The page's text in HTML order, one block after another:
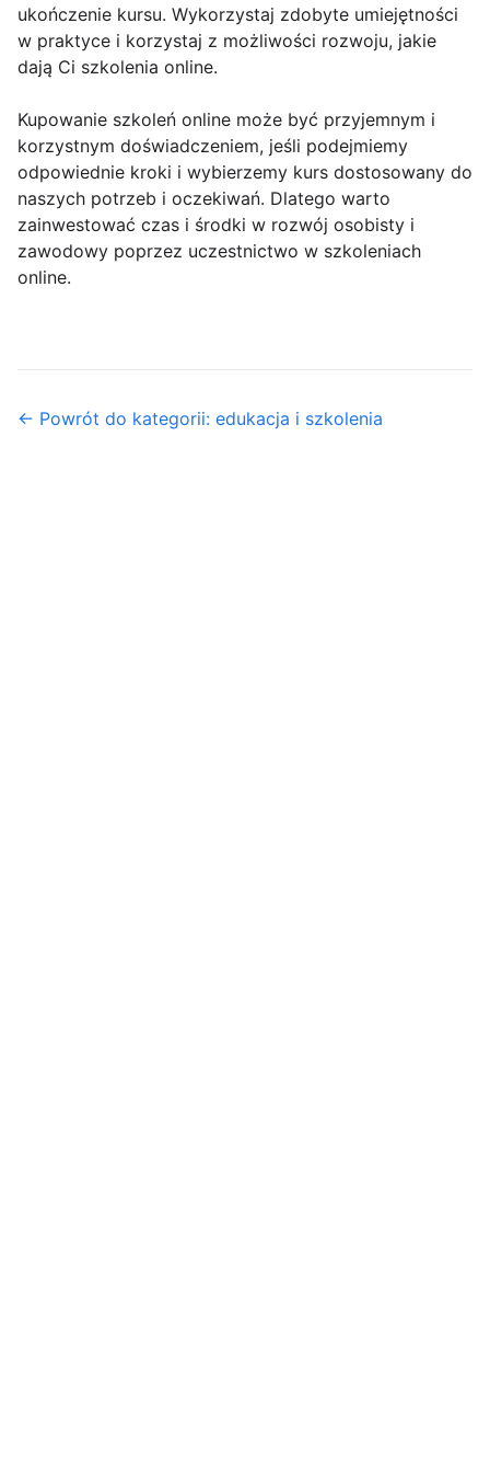
ukończenie kursu. Wykorzystaj zdobyte umiejętności
w praktyce i korzystaj z możliwości rozwoju, jakie
dają Ci szkolenia online.
Kupowanie szkoleń online może być przyjemnym i
korzystnym doświadczeniem, jeśli podejmiemy
odpowiednie kroki i wybierzemy kurs dostosowany do
naszych potrzeb i oczekiwań. Dlatego warto
zainwestować czas i środki w rozwój osobisty i
zawodowy poprzez uczestnictwo w szkoleniach
online.
← Powrót do kategorii: edukacja i szkolenia